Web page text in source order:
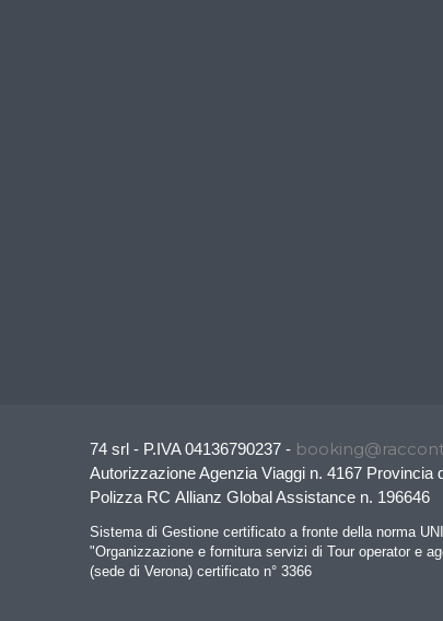
74 srl - P.IVA 04136790237 -
Autorizzazione Agenzia Viaggi n. 4167 Provincia
Polizza RC Allianz Global Assistance n. 196646
Sistema di Gestione certificato a fronte della norma
"Organizzazione e fornitura servizi di Tour operator e
(sede di Verona) certificato n° 3366